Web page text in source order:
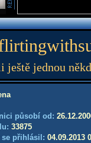
jednou
působí od:
33875
se přihlásil: 04.09.2013